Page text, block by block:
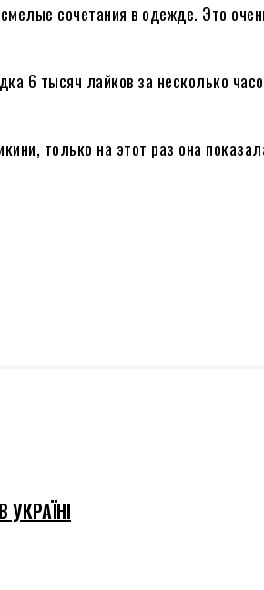
сочетания в одежде. Это
6 тысяч лайков за несколько
только на этот раз она